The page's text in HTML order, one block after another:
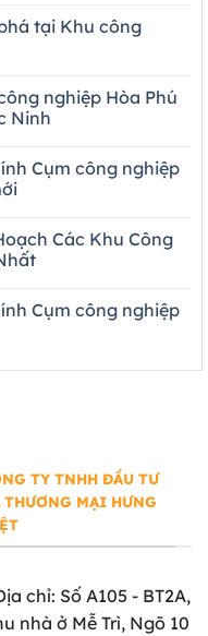
tại Khu công
nghiệp Hòa Phú
Ninh
Cụm công nghiệp
Các Khu Công
Cụm công nghiệp
TY TNHH ĐẦU TƯ
THƯƠNG MẠI HƯNG
chỉ: Số A105 - BT2A,
nhà ở Mễ Trì, Ngõ 10